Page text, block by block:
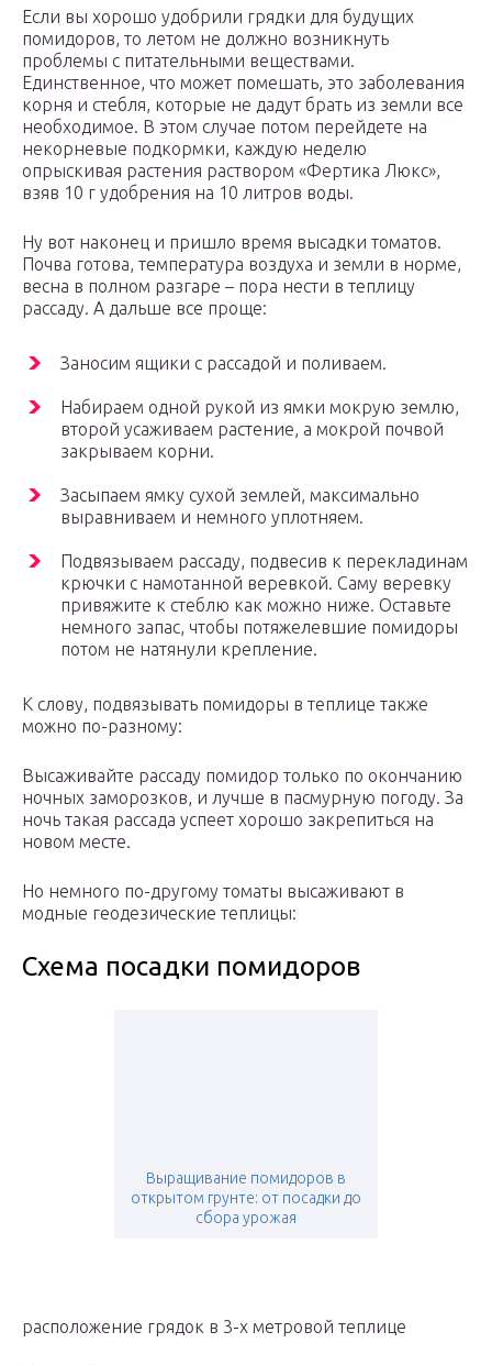
Если вы хорошо удобрили грядки для будущих
помидоров, то летом не должно возникнуть
проблемы с питательными веществами.
Единственное, что может помешать, это заболевания
корня и стебля, которые не дадут брать из земли все
необходимое. В этом случае потом перейдете на
некорневые подкормки, каждую неделю
опрыскивая растения раствором «Фертика Люкс»,
взяв 10 г удобрения на 10 литров воды.
Ну вот наконец и пришло время высадки томатов.
Почва готова, температура воздуха и земли в норме,
весна в полном разгаре – пора нести в теплицу
рассаду. А дальше все проще:
Заносим ящики с рассадой и поливаем.
Набираем одной рукой из ямки мокрую землю,
второй усаживаем растение, а мокрой почвой
закрываем корни.
Засыпаем ямку сухой землей, максимально
выравниваем и немного уплотняем.
Подвязываем рассаду, подвесив к перекладинам
крючки с намотанной веревкой. Саму веревку
привяжите к стеблю как можно ниже. Оставьте
немного запас, чтобы потяжелевшие помидоры
потом не натянули крепление.
К слову, подвязывать помидоры в теплице также
можно по-разному:
Высаживайте рассаду помидор только по окончанию
ночных заморозков, и лучше в пасмурную погоду. За
ночь такая рассада успеет хорошо закрепиться на
новом месте.
Но немного по-другому томаты высаживают в
модные геодезические теплицы:
Схема посадки помидоров
Выращивание помидоров в
открытом грунте: от посадки до
сбора урожая
расположение грядок в 3-х метровой теплице